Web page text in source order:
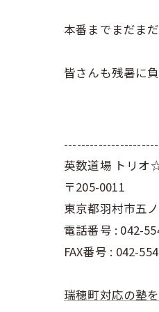
本番までまだま
皆さんも残暑に
英数道場 トリオ
〒205-0011
東京都羽村市五
電話番号 : 042-
FAX番号 : 042-
瑞穂町対応の塾